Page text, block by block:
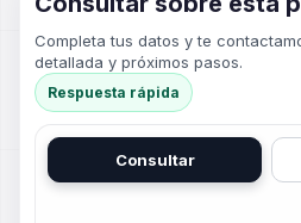
Completa tus datos y te
detallada y próximos pasos.
Respuesta rápida
Consultar